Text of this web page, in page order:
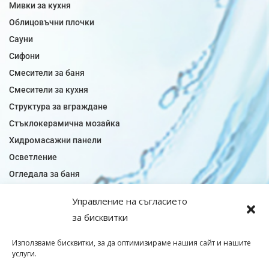
Управление на съгласието
за бисквитки
Използваме бисквитки, за да оптимизираме нашия сайт и нашите
услуги.
Мивки за кухня
Облицовъчни плочки
Сауни
Сифони
Смесители за баня
Смесители за кухня
Структура за вграждане
Стъклокерамична мозайка
Хидромасажни панели
Осветление
Огледала за баня
Плочки за кухня
Подови лентова сифони
Подови плочки